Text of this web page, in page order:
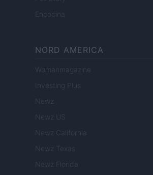
Encocina
NORD AMERICA
Womanmagazine
Investing Plus
Newz
Newz US
Newz California
Newz Texas
Newz Florida